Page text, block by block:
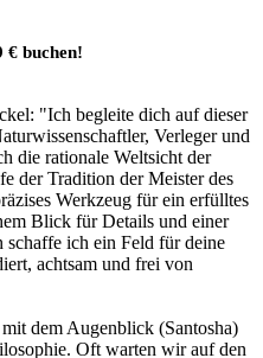
€ buchen!
"Ich begleite dich auf dieser
Verleger und
die rationale Weltsicht der
der Tradition der Meister des
Werkzeug für ein erfülltes
Blick für Details und einer
ich ein Feld für deine
achtsam und frei von
dem Augenblick (Santosha)
Oft warten wir auf den